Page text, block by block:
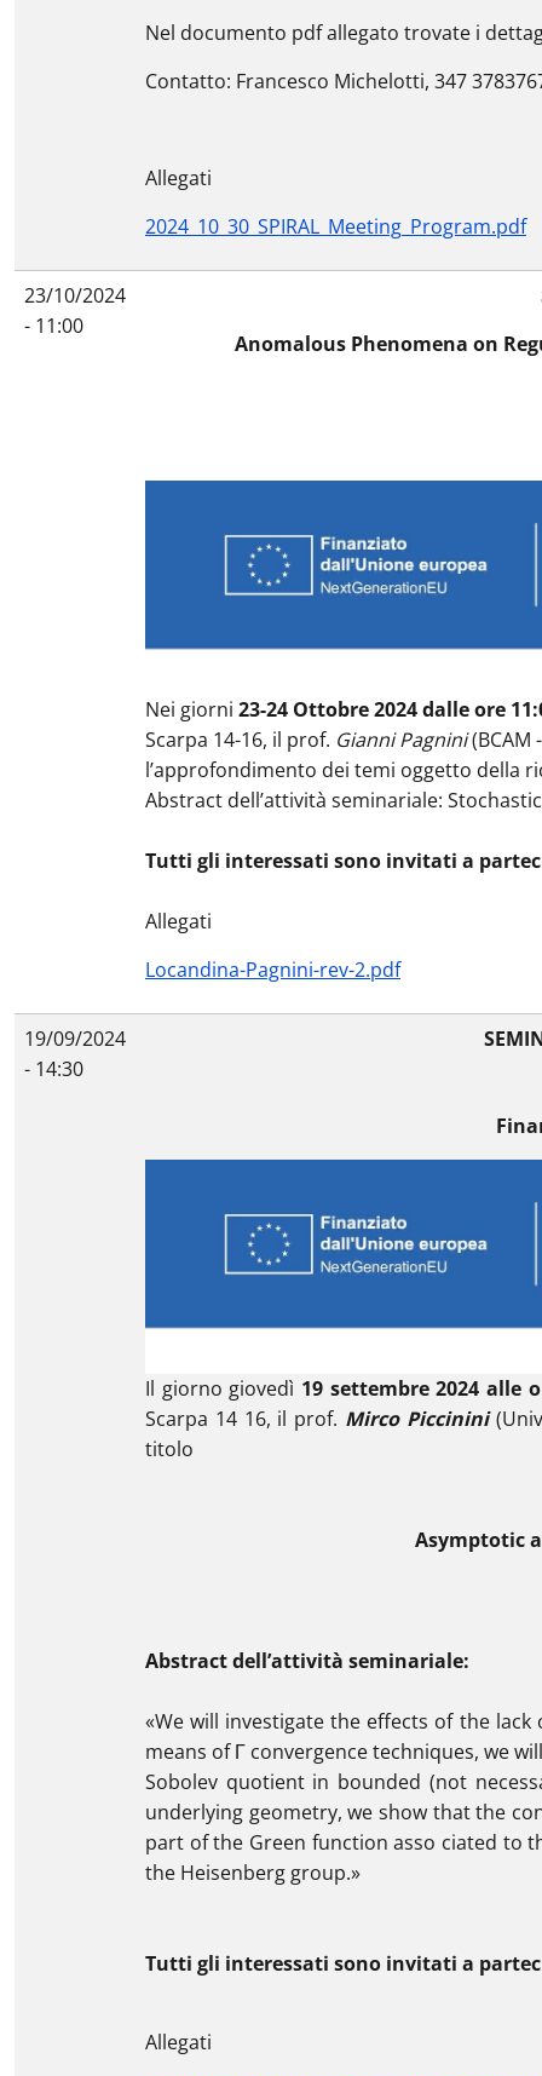
Nel documento pdf allegato trovate i
Contatto: Francesco Michelotti, 347
Allegati
2024_10_30_SPIRAL_Meeting_Program.pdf
23/10/2024
- 11:00
Anomalous Phenomena on
Nei giorni 23-24 Ottobre 2024 dalle ore
Scarpa 14-16, il prof. Gianni Pagnini(BCAM
l’approfondimento dei temi oggetto della
Abstract dell’attività seminariale:
Tutti gli interessati sono invitati a
Allegati
Locandina-Pagnini-rev-2.pdf
19/09/2024
- 14:30
Il giorno giovedì 19 settembre 2024 alle
Scarpa 14 16, il prof. Mirco Piccinini
titolo
Asymptotic
Abstract dell’attività seminariale:
«We will investigate the effects of the
means of Γ convergence techniques, we
Sobolev quotient in bounded (not
underlying geometry, we show that the
part of the Green function asso ciated to
the Heisenberg group.»
Tutti gli interessati sono invitati a
Allegati